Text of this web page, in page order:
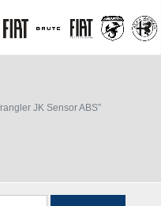
JK Sensor ABS”